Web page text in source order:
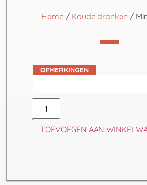
Home/ Koude dranken /
OPMERKINGEN
TOEVOEGEN AAN